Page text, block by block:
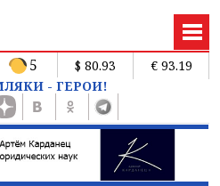
5 $ 80.93
€ 93.19
- ГЕРОИ!